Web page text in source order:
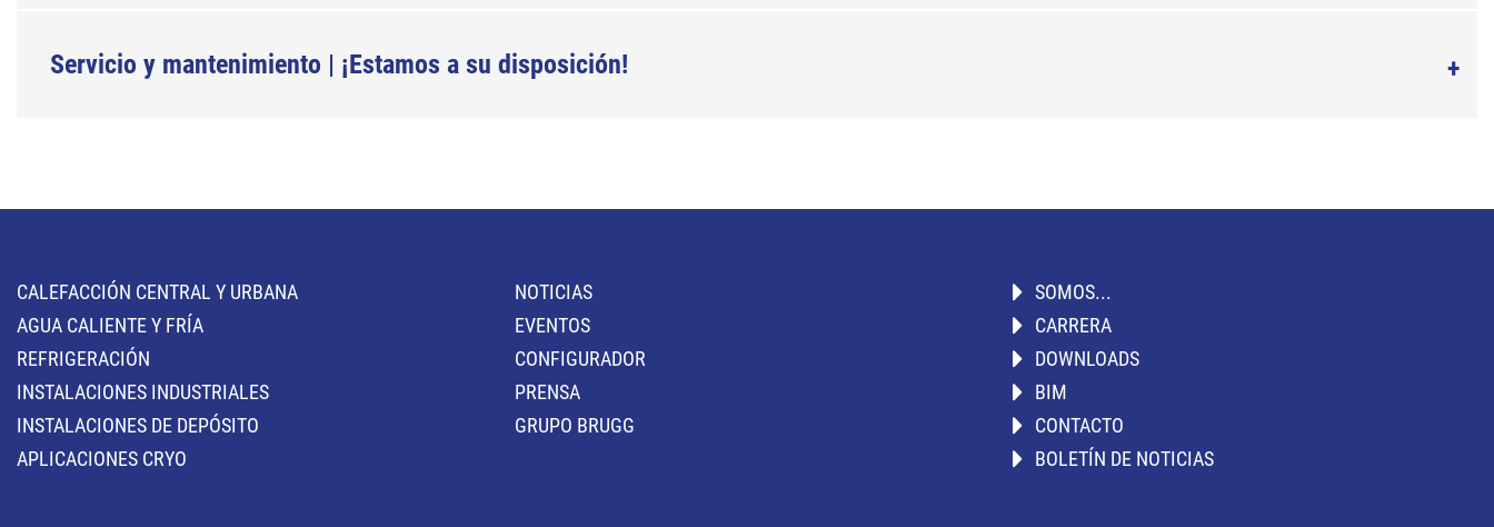
Servicio y mantenimiento | ¡Estamos a su disposición!
CALEFACCIÓN CENTRAL Y URBANA
AGUA CALIENTE Y FRÍA
REFRIGERACIÓN
INSTALACIONES INDUSTRIALES
INSTALACIONES DE DEPÓSITO
APLICACIONES CRYO
NOTICIAS
EVENTOS
CONFIGURADOR
PRENSA
GRUPO BRUGG
SOMOS...
CARRERA
DOWNLOADS
BIM
CONTACTO
BOLETÍN DE NOTICIAS